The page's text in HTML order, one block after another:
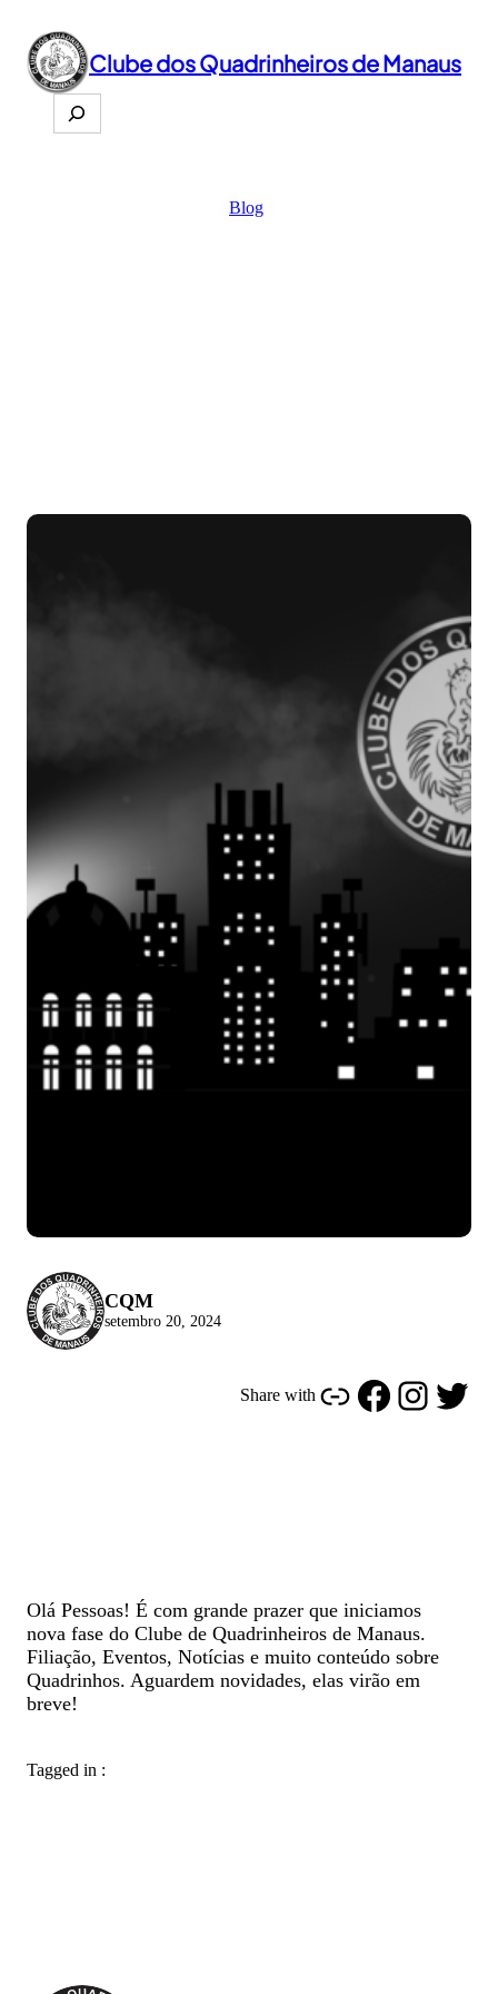
para
conteúdo
Clube dos Quadrinheiros de Manaus
Search
Blog
CQM
setembro 20, 2024
Share withLink Facebook Instagram Twitter
Olá Pessoas! É com grande prazer que iniciamos
nova fase do Clube de Quadrinheiros de Manaus.
Filiação, Eventos, Notícias e muito conteúdo sobre
Quadrinhos. Aguardem novidades, elas virão em
breve!
Tagged in :